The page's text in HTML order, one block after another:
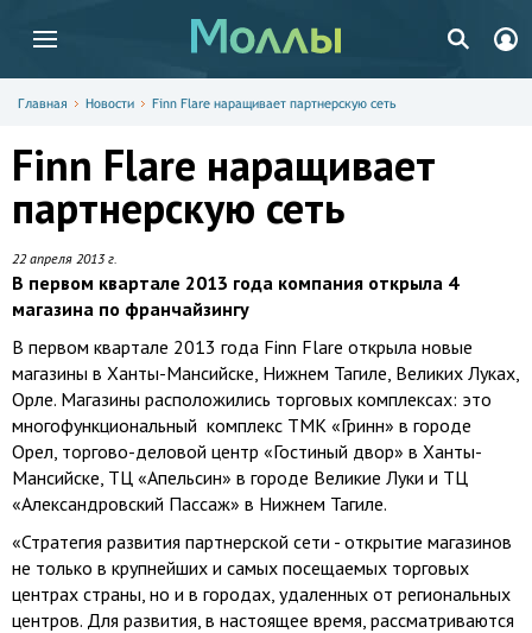
Главная Новости Finn Flare наращивает партнерскую сеть
Finn Flare наращивает
партнерскую сеть
22 апреля 2013 г.
В первом квартале 2013 года компания открыла 4
магазина по франчайзингу
В первом квартале 2013 года Finn Flare открыла новые
магазины в Ханты-Мансийске, Нижнем Тагиле, Великих Луках,
Орле. Магазины расположились торговых комплексах: это
многофункциональный комплекс ТМК «Гринн» в городе
Орел, торгово-деловой центр «Гостиный двор» в Ханты-
Мансийске, ТЦ «Апельсин» в городе Великие Луки и ТЦ
«Александровский Пассаж» в Нижнем Тагиле.
«Стратегия развития партнерской сети - открытие магазинов
не только в крупнейших и самых посещаемых торговых
центрах страны, но и в городах, удаленных от региональных
центров. Для развития, в настоящее время, рассматриваются